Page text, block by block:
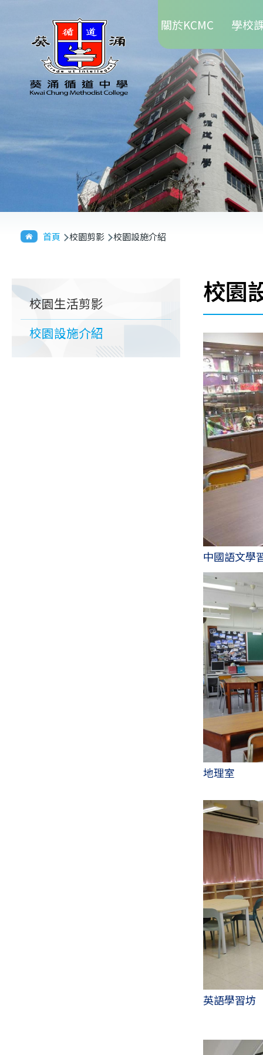
navigation
關於KCMC 學校
導
航
結
首頁 校園剪影 校園設施介紹
校園
中國語文學
地理室
英語學習坊
Main
navigation
校園生活剪影
校園設施介紹